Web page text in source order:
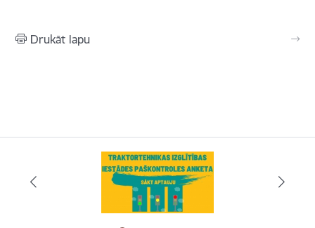
Drukāt lapu